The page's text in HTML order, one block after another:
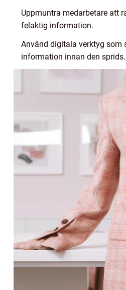
Uppmuntra medarbetare att
felaktig information.
Använd digitala verktyg som
information innan den sprids.